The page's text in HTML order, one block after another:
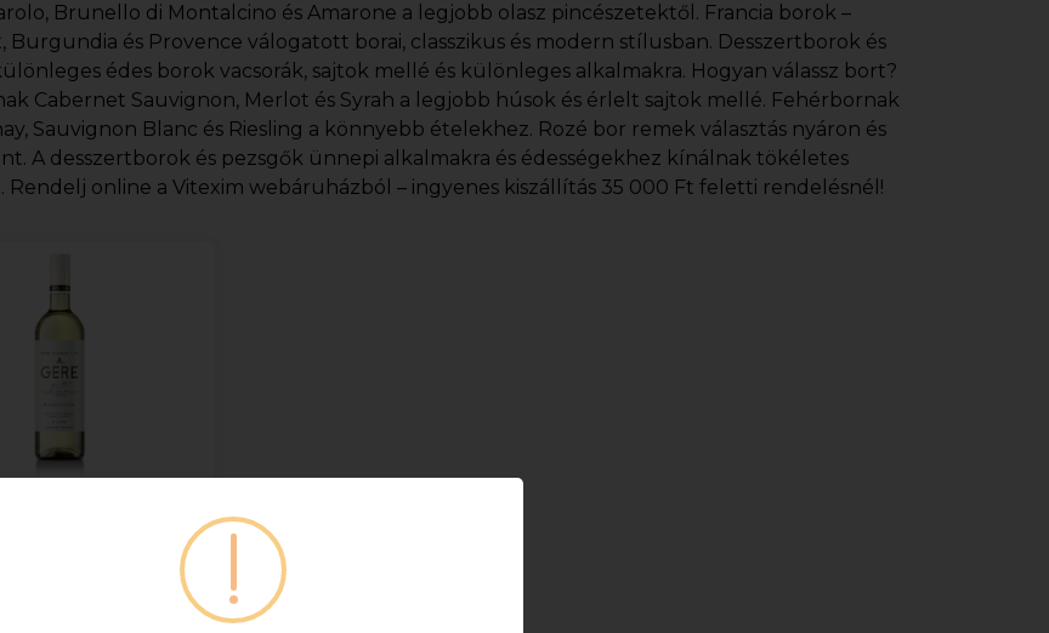
Brunello di Montalcino és Amarone a legjobb olasz pincészetektől. Francia borok –
Burgundia és Provence válogatott borai, classzikus és modern stílusban. Desszertborok és
édes borok vacsorák, sajtok mellé és különleges alkalmakra. Hogyan válassz bort?
Cabernet Sauvignon, Merlot és Syrah a legjobb húsok és érlelt sajtok mellé. Fehérbornak
Sauvignon Blanc és Riesling a könnyebb ételekhez. Rozé bor remek választás nyáron és
A desszertborok és pezsgők ünnepi alkalmakra és édességekhez kínálnak tökéletes
Rendelj online a Vitexim webáruházból – ingyenes kiszállítás 35 000 Ft feletti rendelésnél!